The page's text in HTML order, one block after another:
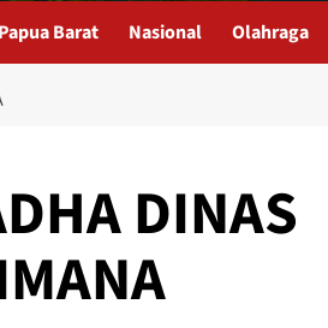
Papua Barat Nasional Olahraga
DINAS